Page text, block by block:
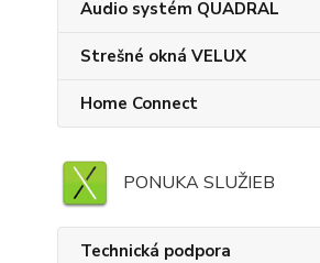
Audio systém QUADRAL
Strešné okná VELUX
Home Connect
PONUKA SLUŽIEB
Technická podpora